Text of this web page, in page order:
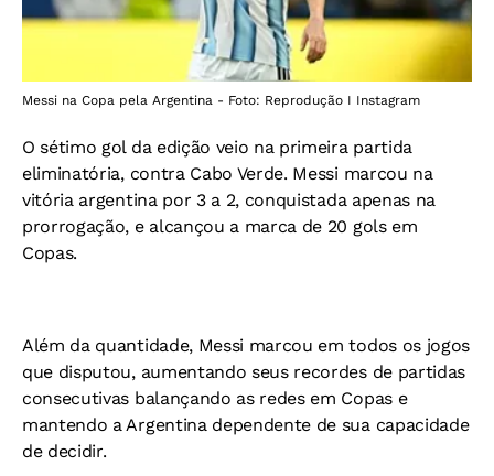
Messi na Copa pela Argentina - Foto: Reprodução I Instagram
O sétimo gol da edição veio na primeira partida
eliminatória, contra Cabo Verde. Messi marcou na
vitória argentina por 3 a 2, conquistada apenas na
prorrogação, e alcançou a marca de 20 gols em
Copas.
Além da quantidade, Messi marcou em todos os jogos
que disputou, aumentando seus recordes de partidas
consecutivas balançando as redes em Copas e
mantendo a Argentina dependente de sua capacidade
de decidir.